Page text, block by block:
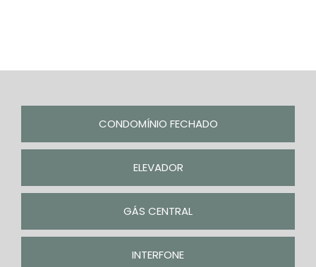
CONDOMÍNIO FECHADO
ELEVADOR
GÁS CENTRAL
INTERFONE